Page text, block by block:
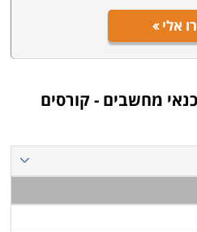
אלי
מחשבים - קורסים